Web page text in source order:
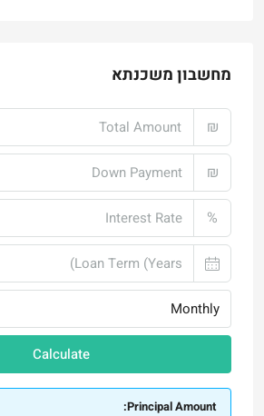
מחשבון משכנתא
₪
₪
%
Monthly
Calculate
Principal Amount: